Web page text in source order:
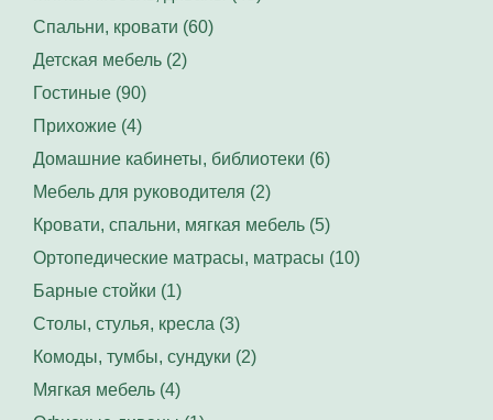
Спальни, кровати (60)
Детская мебель (2)
Гостиные (90)
Прихожие (4)
Домашние кабинеты, библиотеки (6)
Мебель для руководителя (2)
Кровати, спальни, мягкая мебель (5)
Ортопедические матрасы, матрасы (10)
Барные стойки (1)
Столы, стулья, кресла (3)
Комоды, тумбы, сундуки (2)
Мягкая мебель (4)